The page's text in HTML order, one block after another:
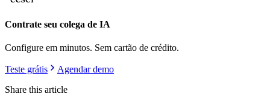
Contrate seu colega de IA
Configure em minutos. Sem cartão de crédito.
Teste grátis
Agendar demo
Share this article